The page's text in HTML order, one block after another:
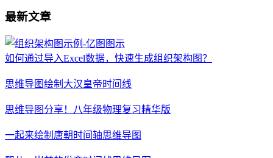
最新文章
如何通过导入Excel数据，快速生成组织架构图？
思维导图绘制大汉皇帝时间线
思维导图分享！八年级物理复习精华版
一起来绘制唐朝时间轴思维导图